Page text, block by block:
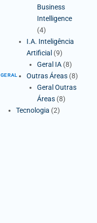
GERAL
Business
Intelligence
(4)
I.A. Inteligência
Artificial (9)
Geral IA (8)
Outras Áreas (8)
Geral Outras
Áreas (8)
Tecnologia (2)